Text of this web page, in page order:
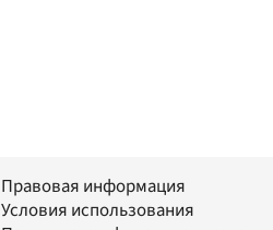
Правовая информация
Условия использования